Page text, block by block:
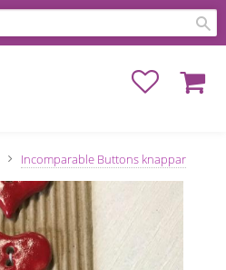
Favoriter
Incomparable Buttons knappar